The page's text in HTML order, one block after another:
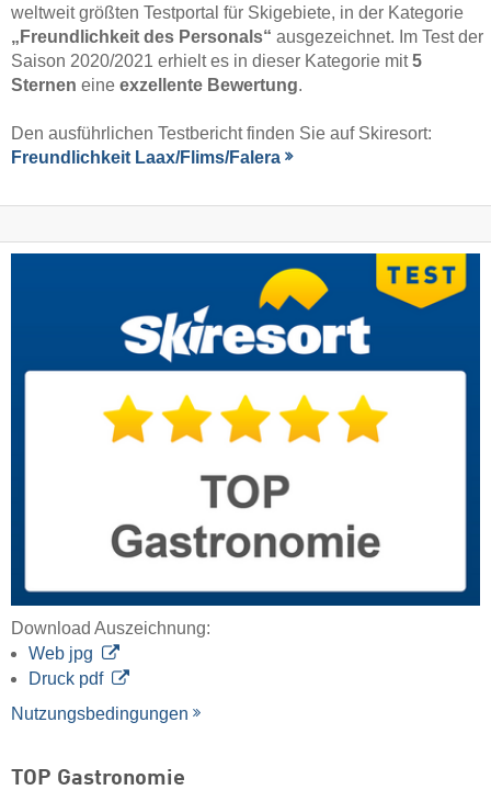
weltweit größten Testportal für Skigebiete, in der Kategorie
„Freundlichkeit des Personals“ ausgezeichnet. Im Test der
Saison 2020/2021 erhielt es in dieser Kategorie mit5
Sternen eine exzellente Bewertung.
Den ausführlichen Testbericht finden Sie auf Skiresort:
Freundlichkeit Laax/​Flims/​Falera
Download Auszeichnung:
Web jpg
Druck pdf
Nutzungsbedingungen
TOP Gastronomie